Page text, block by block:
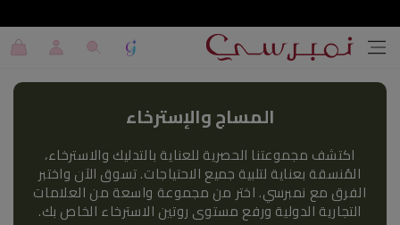
تسجيل
الدخول
عربة
المساج والإسترخاء
اكتشف مجموعتنا الحصرية للعناية بالتدليك والاسترخاء،
المُنسقة بعناية لتلبية جميع الاحتياجات. تسوق الآن واختبر
الفرق مع نمبرسي. اختر من مجموعة واسعة من العلامات
التجارية الدولية ورفع مستوى روتين الاسترخاء الخاص بك.